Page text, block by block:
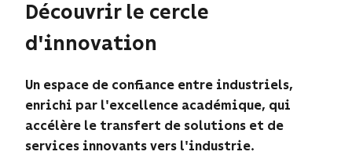
Découvrir le cercle
d'innovation
Un espace de confiance entre industriels,
enrichi par l'excellence académique, qui
accélère le transfert de solutions et de
services innovants vers l'industrie.